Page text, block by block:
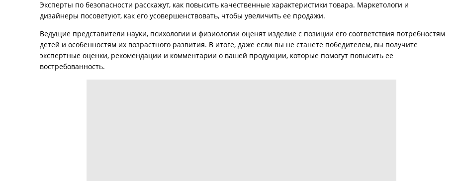
Эксперты по безопасности расскажут, как повысить качественные характеристики товара. Маркетологи и
дизайнеры посоветуют, как его усовершенствовать, чтобы увеличить ее продажи.
Ведущие представители науки, психологии и физиологии оценят изделие с позиции его соответствия потребностям
детей и особенностям их возрастного развития. В итоге, даже если вы не станете победителем, вы получите
экспертные оценки, рекомендации и комментарии о вашей продукции, которые помогут повысить ее
востребованность.